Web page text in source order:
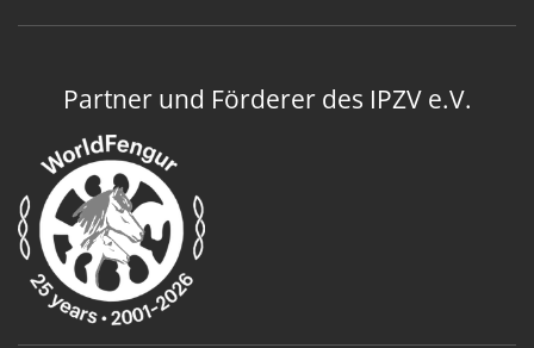
Partner und Förderer des IPZV e.V.